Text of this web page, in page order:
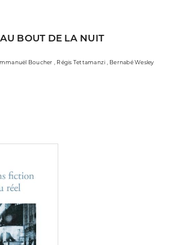
BOUT DE LA NUIT
Boucher , Régis Tettamanzi , Bernabé Wesley